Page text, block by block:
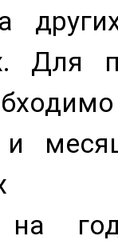
Для
на